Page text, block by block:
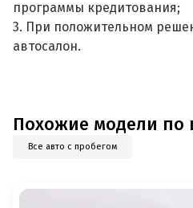
программы кредитования;
3. При положительном
автосалон.
Похожие модели по
Все авто с пробегом